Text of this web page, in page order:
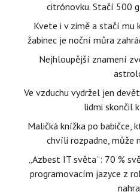
citrónovku. Stačí 500
Kvete i v zimě a stačí mu
žabinec je noční můra
Nejhloupější znamení
Ve vzduchu vydržel jen
lidmi skončil
Maličká knížka po babičce,
chvíli rozpadne, může
„Azbest IT světa“: 70 %
programovacím jazyce z